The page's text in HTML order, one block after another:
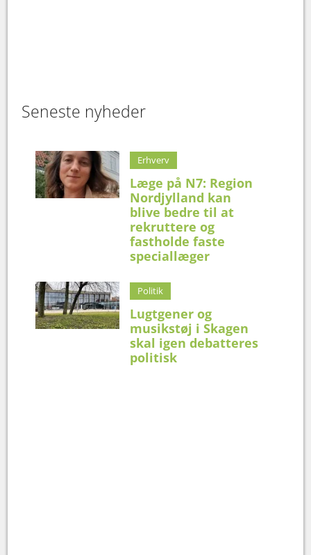
Seneste nyheder
Erhverv
Læge på N7: Region
Nordjylland kan
blive bedre til at
rekruttere og
fastholde faste
speciallæger
Politik
Lugtgener og
musikstøj i Skagen
skal igen debatteres
politisk